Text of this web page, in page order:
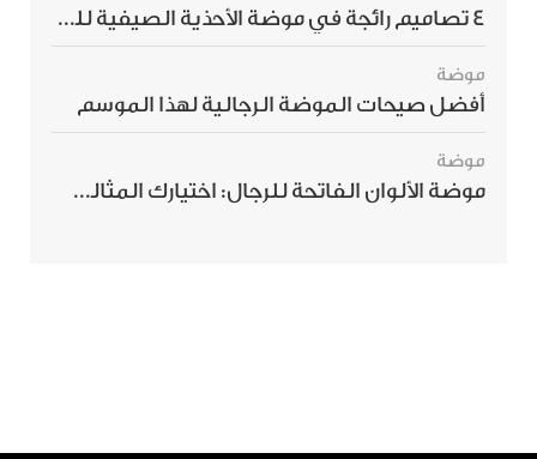
4 تصاميم رائجة في موضة الأحذية الصيفية للرجال هذا الموسم
موضة
أفضل صيحات الموضة الرجالية لهذا الموسم
موضة
موضة الألوان الفاتحة للرجال: اختيارك المثالي لإطلالة صيفية مبهرة